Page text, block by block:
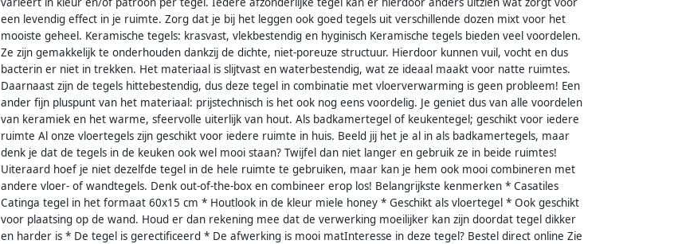
een levendig effect in je ruimte. Zorg dat je bij het leggen ook goed tegels uit verschillende dozen mixt voor het
mooiste geheel. Keramische tegels: krasvast, vlekbestendig en hyginisch Keramische tegels bieden veel voordelen.
Ze zijn gemakkelijk te onderhouden dankzij de dichte, niet-poreuze structuur. Hierdoor kunnen vuil, vocht en dus
bacterin er niet in trekken. Het materiaal is slijtvast en waterbestendig, wat ze ideaal maakt voor natte ruimtes.
Daarnaast zijn de tegels hittebestendig, dus deze tegel in combinatie met vloerverwarming is geen probleem! Een
ander fijn pluspunt van het materiaal: prijstechnisch is het ook nog eens voordelig. Je geniet dus van alle voordelen
van keramiek en het warme, sfeervolle uiterlijk van hout. Als badkamertegel of keukentegel; geschikt voor iedere
ruimte Al onze vloertegels zijn geschikt voor iedere ruimte in huis. Beeld jij het je al in als badkamertegels, maar
denk je dat de tegels in de keuken ook wel mooi staan? Twijfel dan niet langer en gebruik ze in beide ruimtes!
Uiteraard hoef je niet dezelfde tegel in de hele ruimte te gebruiken, maar kan je hem ook mooi combineren met
andere vloer- of wandtegels. Denk out-of-the-box en combineer erop los! Belangrijkste kenmerken * Casatiles
Catinga tegel in het formaat 60x15 cm * Houtlook in de kleur miele honey * Geschikt als vloertegel * Ook geschikt
voor plaatsing op de wand. Houd er dan rekening mee dat de verwerking moeilijker kan zijn doordat tegel dikker
en harder is * De tegel is gerectificeerd * De afwerking is mooi matInteresse in deze tegel? Bestel direct online Zie